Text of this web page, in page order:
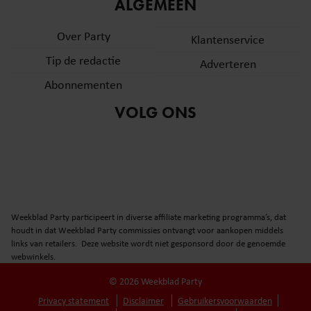
partners kunnen deze gegevens combineren met andere
verzameld op basis van uw gebruik van hun services. U
gaat akkoord met onze cookies als u onze website blijft
ALGEMEEN
Over Party
Tip de redactie
Abonnementen
Klantenservice
Adverteren
VOLG ONS
Weekblad Party participeert in diverse affiliate marketing programma’s, dat
houdt in dat Weekblad Party commissies ontvangt voor aankopen middels
links van retailers. Deze website wordt niet gesponsord door de genoemde
webwinkels.
© 2026 Weekblad Party
Privacy statement
Disclaimer
Gebruikersvoorwaarden